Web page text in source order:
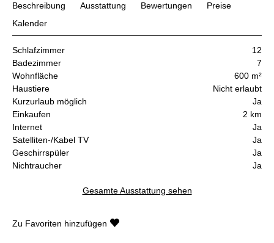
Beschreibung Ausstattung Bewertungen
Preise
Kalender
Schlafzimmer
12
Badezimmer
7
Wohnfläche
600 m²
Haustiere
Nicht erlaubt
Kurzurlaub möglich
Ja
Einkaufen
2 km
Internet
Ja
Satelliten-/Kabel TV
Ja
Geschirrspüler
Ja
Nichtraucher
Ja
Gesamte Ausstattung sehen
Zu Favoriten hinzufügen